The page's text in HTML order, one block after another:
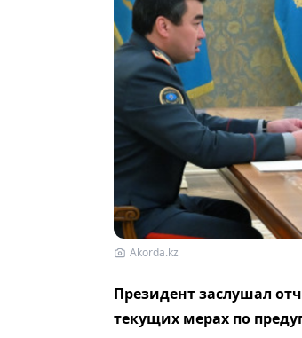
Akorda.kz
Президент заслушал
текущих мерах по